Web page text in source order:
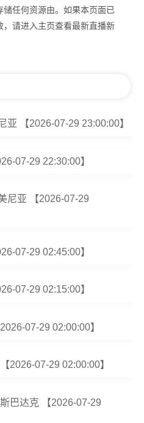
任何资源由。如果本页面已
请进入主页查看最新直播新
亚 【2026-07-29 23:00:00】
07-29 22:30:00】
尼亚 【2026-07-29
07-29 02:45:00】
07-29 02:15:00】
07-29 02:00:00】
2026-07-29 02:00:00】
巴达克 【2026-07-29